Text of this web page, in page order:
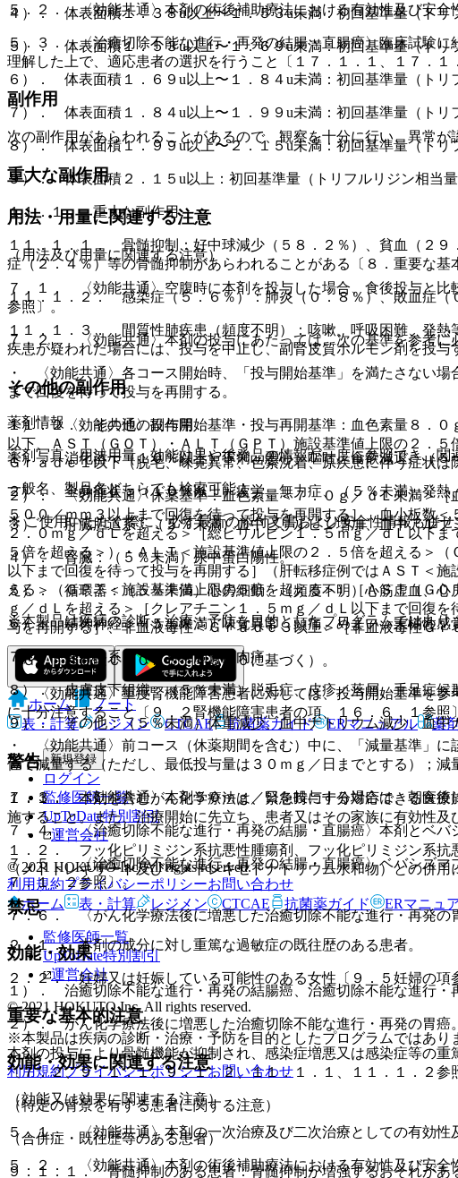
５．２． 〈効能共通〉本剤の術後補助療法における有効性及び安全
５．３． 〈治癒切除不能な進行・再発の結腸・直腸癌〉臨床試験
理解した上で、適応患者の選択を行うこと〔１７．１．１、１７．１
副作用
次の副作用があらわれることがあるので、観察を十分に行い、異常
重大な副作用
１１．１． 重大な副作用
１１．１．１． 骨髄抑制：好中球減少（５８．２％）、貧血（２
症（２．４％）等の骨髄抑制があらわれることがある〔８．重要な基
１１．１．２． 感染症（５．６％）：肺炎（０．８％）、敗血症
１１．１．３． 間質性肺疾患（頻度不明）：咳嗽、呼吸困難、発
疾患が疑われた場合には、投与を中止し、副腎皮質ホルモン剤を投与
その他の副作用
１１．２． その他の副作用
１）． 消化器：（１０％以上）下痢、悪心、嘔吐、食欲減退、（５
２）． 全身症状：（１０％以上）疲労、無力症、（５％未満）発熱
３）． 肝臓胆道系：（５％未満）血中ビリルビン増加、血中アルブ
４）． 腎臓：（５％未満）尿中蛋白陽性。
５）． 循環器：（５％未満）心房細動、（頻度不明）心筋虚血、心
６）． 精神神経：（５％未満）味覚異常、頭痛、めまい、末梢性感
７）． 筋骨格系：（５％未満）筋肉痛。
８）． 皮膚皮下組織：（５％未満）脱毛症、皮疹／落屑、手足症候
９）． その他：（５％未満）体重減少、血中ナトリウム減少、血中
警告
１．１． 本剤を含むがん化学療法は、緊急時に十分対応できる医
施すること。また、治療開始に先立ち、患者又はその家族に有効性及
１．２． フッ化ピリミジン系抗悪性腫瘍剤、フッ化ピリミジン系
（メトトレキサート及びペメトレキセドナトリウム水和物）との併
禁忌
２．１． 本剤の成分に対し重篤な過敏症の既往歴のある患者。
２．２． 妊婦又は妊娠している可能性のある女性〔９．５妊婦の項
重要な基本的注意
本剤の投与により骨髄機能が抑制され、感染症増悪又は感染症等の
〔７．２、９．１．１、９．１．２、１１．１．１、１１．１．２参
（特定の背景を有する患者に関する注意）
（合併症・既往歴等のある患者）
９．１．１． 骨髄抑制のある患者：骨髄抑制が増強するおそれがあ
４）． 体表面積１．３８u以上〜１．５３u未満：初回基準量（トリ
５）． 体表面積１．５３u以上〜１．６９u未満：初回基準量（ト
６）． 体表面積１．６９u以上〜１．８４u未満：初回基準量（トリ
７）． 体表面積１．８４u以上〜１．９９u未満：初回基準量（トリ
８）． 体表面積１．９９u以上〜２．１５u未満：初回基準量（トリ
９）． 体表面積２．１５u以上：初回基準量（トリフルリジン相当量
用法・用量に関連する注意
（用法及び用量に関連する注意）
７．１． 〈効能共通〉空腹時に本剤を投与した場合、食後投与と比
参照〕。
７．２． 〈効能共通〉本剤の投与にあたっては、次の基準を参考
・ 〈効能共通〉各コース開始時、「投与開始基準」を満たさない
まで回復を待って投与を再開する。
１）． 〈効能共通〉投与開始基準・投与再開基準：血色素量８．０
以下、ＡＳＴ（ＧＯＴ）・ＡＬＴ（ＧＰＴ）施設基準値上限の２．
Ｇｒａｄｅ１以下（脱毛、味覚異常、色素沈着、原疾患に伴う症状は
２）． 〈効能共通〉休薬基準：血色素量＜７．０ｇ／ｄＬ未満＞［
５００／ｍｍ３以上まで回復を待って投与を再開する］、血小板数
２．０ｍｇ／ｄＬを超える＞［総ビリルビン１．５ｍｇ／ｄＬ以下
５倍を超える＞）・ＡＬＴ＜施設基準値上限の２．５倍を超える＞
以下まで回復を待って投与を再開する］（肝転移症例ではＡＳＴ＜
える＞（ＧＰＴ＜施設基準値上限の５倍を超える＞）［ＡＳＴ（Ｇ
ｇ／ｄＬを超える＞［クレアチニン１．５ｍｇ／ｄＬ以下まで回復
与を再開する］、非血液毒性＜Ｇｒａｄｅ３以上＞［非血液毒性Ｇｒ
（ＧｒａｄｅはＣＴＣＡＥ ｖ３．０に基づく）。
・ 〈効能共通〉重度腎機能障害患者に対しては、投与開始基準を
に十分注意すること〔９．２腎機能障害患者の項、１６．６．１参照
・ 〈効能共通〉前コース（休薬期間を含む）中に、「減量基準」
位で減量する（ただし、最低投与量は３０ｍｇ／日までとする）；
７．３． 〈効能共通〉本剤５０ｍｇ／日を投与する場合は、朝食後
７．４． 〈治癒切除不能な進行・再発の結腸・直腸癌〉本剤とベバ
７．５． 〈治癒切除不能な進行・再発の結腸・直腸癌〉ベバシズマ
７．１．２参照〕。
７．６． 〈がん化学療法後に増悪した治癒切除不能な進行・再発の
効能・効果
１）． 治癒切除不能な進行・再発の結腸癌、治癒切除不能な進行・
２）． がん化学療法後に増悪した治癒切除不能な進行・再発の胃癌。
効能・効果に関連する注意
（効能又は効果に関連する注意）
５．１． 〈効能共通〉本剤の一次治療及び二次治療としての有効性
５．２． 〈効能共通〉本剤の術後補助療法における有効性及び安全
薬剤情報
薬剤写真、用法用量、効能効果や後発品の情報が一度に参照でき、関
一般名、製品名どちらでも検索可能！
※ ご使用いただく際に、必ず最新の添付文書および安全性情報も併せ
※本製品は疾病の診断・治療・予防を目的としたプログラムではあり
ホーム
ノート
表・計算
レジメン CTCAE 抗菌薬ガイド ERマニュアル 薬
新規登録
ログイン
監修医師一覧
UpToDate特別割引
運営会社
© 2021 HOKUTO Inc. All rights reserved.
利用規約プライバシーポリシーお問い合わせ
ホーム
表・計算 レジメン CTCAE 抗菌薬ガイド ERマニュ
監修医師一覧
UpToDate特別割引
運営会社
© 2021 HOKUTO Inc. All rights reserved.
※本製品は疾病の診断・治療・予防を目的としたプログラムではあり
利用規約プライバシーポリシーお問い合わせ